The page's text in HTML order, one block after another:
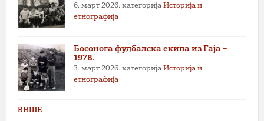
6. март 2026. категорија Историја и
етнографија
Босонога фудбалска екипа из Гаја –
1978.
3. март 2026. категорија Историја и
етнографија
ВИШЕ